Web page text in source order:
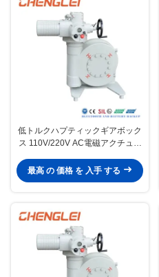
低トルクハプティックギアボック
ス 110V/220V AC電磁アクチュエ
最高 の 価格 を 入手 する